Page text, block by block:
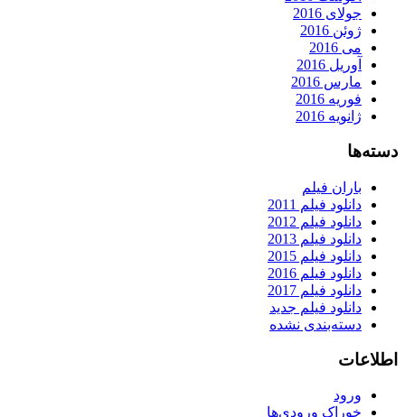
جولای 2016
ژوئن 2016
می 2016
آوریل 2016
مارس 2016
فوریه 2016
ژانویه 2016
دسته‌ها
باران فیلم
دانلود فیلم 2011
دانلود فیلم 2012
دانلود فیلم 2013
دانلود فیلم 2015
دانلود فیلم 2016
دانلود فیلم 2017
دانلود فیلم جدید
دسته‌بندی نشده
اطلاعات
ورود
خوراک ورودی‌ها